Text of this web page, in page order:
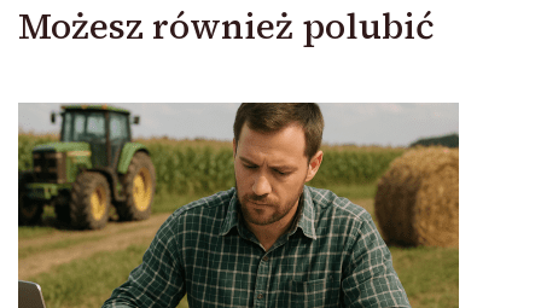
Możesz również polubić